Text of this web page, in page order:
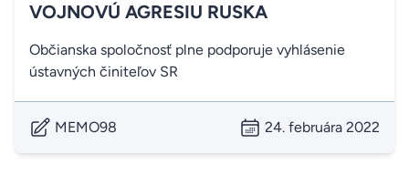
VOJNOVÚ AGRESIU RUSKA
Občianska spoločnosť plne podporuje vyhlásenie
ústavných činiteľov SR
MEMO98 24. februára 2022